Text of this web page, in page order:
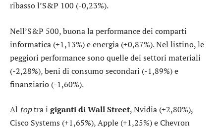
ribasso l’S&P 100 (-0,23%).
Nell’S&P 500, buona la performance dei comparti
informatica (+1,13%) eenergia (+0,87%). Nel listino, le
peggiori performance sono quelle dei settori materiali
(-2,28%),beni di consumo secondari (-1,89%) e
finanziario (-1,60%).
Al toptra i giganti di Wall Street,Nvidia (+2,80%),
Cisco Systems (+1,65%),Apple (+1,25%) eChevron